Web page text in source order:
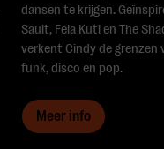
dansen te krijgen.
Sault, Fela Kuti en The
verkent Cindy de grenzen
funk, disco en pop.
Meer info